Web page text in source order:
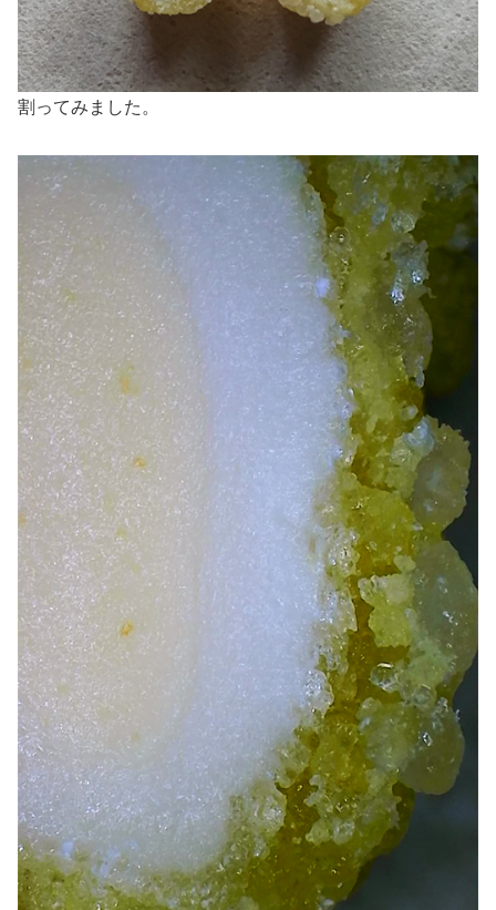
割ってみました。